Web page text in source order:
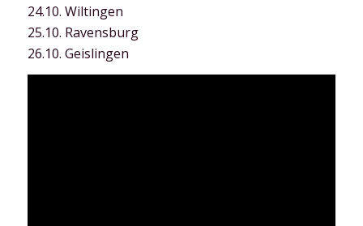
24.10. Wiltingen
25.10. Ravensburg
26.10. Geislingen